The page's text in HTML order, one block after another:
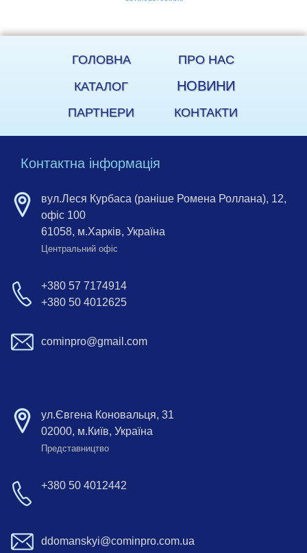
ГОЛОВНА
ПРО НАС
КАТАЛОГ
НОВИНИ
ПАРТНЕРИ КОНТАКТИ
Контактна інформація
вул.Леся Курбаса (раніше Ромена Роллана), 12,
офіс 100
61058, м.Харків, Україна
Центральний офіс
+380 57 7174914
+380 50 4012625
cominpro@gmail.com
ул.Євгена Коновальця, 31
02000, м.Київ, Україна
Представництво
+380 50 4012442
ddomanskyi@cominpro.com.ua